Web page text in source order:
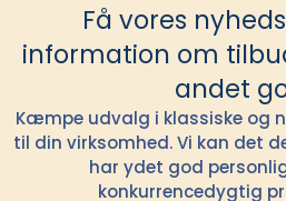
Få vores
information om
andet
Kæmpe udvalg i klassiske og
til din virksomhed. Vi kan det
har ydet god
konkurrencedygtig